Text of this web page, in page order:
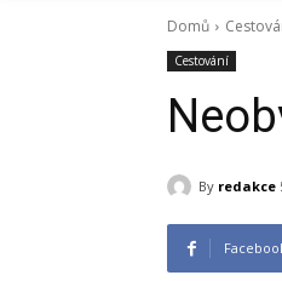
Domů
Cestování
By redakce